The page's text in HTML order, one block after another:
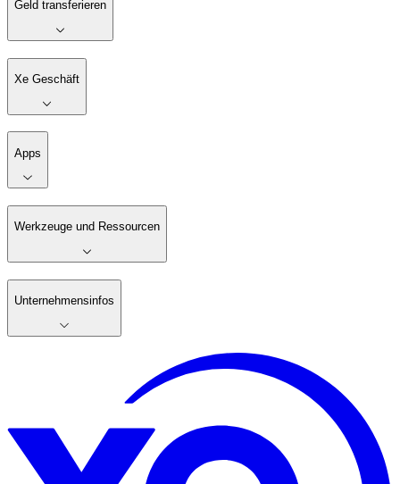
Geld transferieren
Xe Geschäft
Apps
Werkzeuge und Ressourcen
Unternehmensinfos